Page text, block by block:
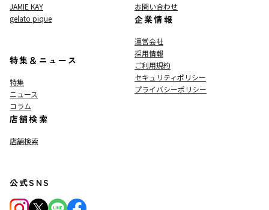
JAMIE KAY
gelato pique
特集＆ニュース
特集
ニュース
コラム
店舗検索
店舗検索
お問い合わせ
企業情報
運営会社
採用情報
ご利用規約
セキュリティポリシー
プライバシーポリシー
公式SNS